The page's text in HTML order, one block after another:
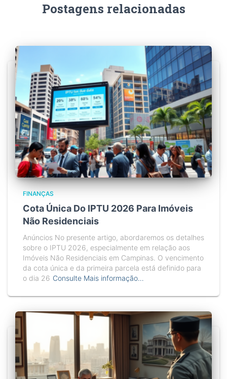
Postagens relacionadas
FINANÇAS
Cota Única Do IPTU 2026 Para Imóveis
Não Residenciais
Anúncios No presente artigo, abordaremos os detalhes
sobre o IPTU 2026, especialmente em relação aos
Imóveis Não Residenciais em Campinas. O vencimento
da cota única e da primeira parcela está definido para
o dia 26 Consulte Mais informação…